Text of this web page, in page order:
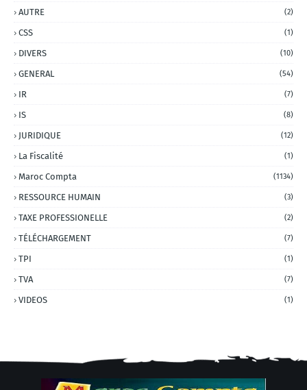
AUTRE (2)
CSS (1)
DIVERS (10)
GENERAL (54)
IR (7)
IS (8)
JURIDIQUE (12)
La Fiscalité (1)
Maroc Compta (1134)
RESSOURCE HUMAIN (3)
TAXE PROFESSIONELLE (2)
TÉLÉCHARGEMENT (7)
TPI (1)
TVA (7)
VIDEOS (1)